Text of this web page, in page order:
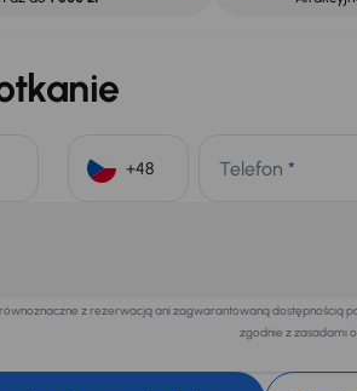
Telefon *
z rezerwacją ani zagwarantowaną dostępnością
zgodnie z zasadami